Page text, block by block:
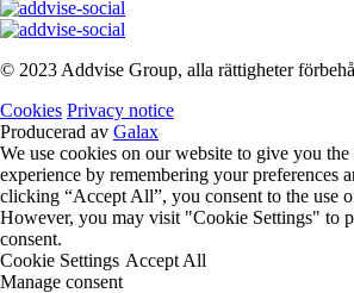
© 2023 Addvise Group, alla rättigheter
Cookies Privacy notice
Producerad av Galax
We use cookies on our website to give you the
experience by remembering your preferences
clicking “Accept All”, you consent to the use
However, you may visit "Cookie Settings" to
consent.
Cookie Settings Accept All
Manage consent